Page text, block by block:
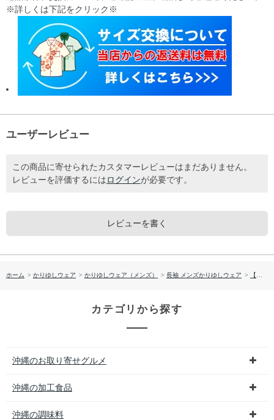
※詳しくは下記をクリック※
ユーザーレビュー
この商品に寄せられたカスタマーレビューはまだありません。
レビューを評価するには ログインが必要です。
レビューを書く
ホーム > かりゆしウェア > かりゆしウェア（メンズ） > 長袖 メンズかりゆしウェア > 【送料無料】デイゴ柄 長袖 かりゆしウェア P-SAEM1928
カテゴリから探す
沖縄のお取り寄せグルメ
沖縄の加工食品
沖縄の調味料